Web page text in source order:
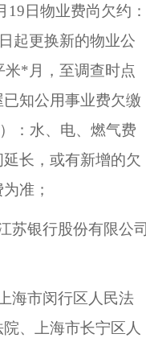
19 日物业费尚欠约：
日起更换新的物业公
米*月，至调查时点
知公用事业费欠缴
：水、电、燃气费
长，或有新增的欠
准；
苏银行股份有限公司
海市闵行区人民法
、上海市长宁区人